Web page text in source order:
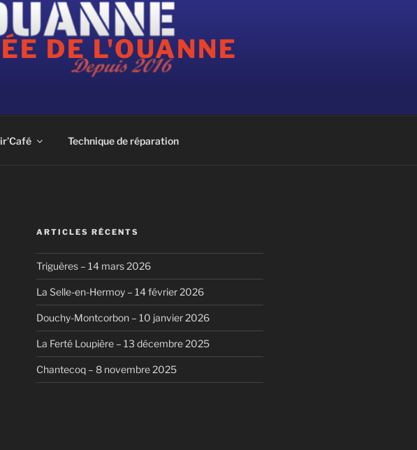
DE L'OUANNE
Technique de réparation
ARTICLES RÉCENTS
Triguères – 14 mars 2026
La Selle-en-Hermoy – 14 février 2026
Douchy-Montcorbon – 10 janvier 2026
La Ferté Loupière – 13 décembre 2025
Chantecoq – 8 novembre 2025